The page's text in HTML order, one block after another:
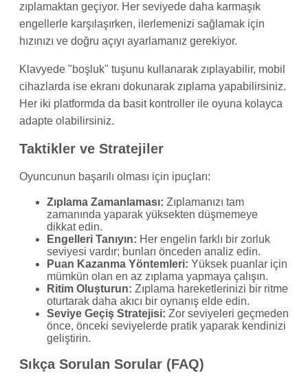
zıplamaktan geçiyor. Her seviyede daha karmaşık
engellerle karşılaşırken, ilerlemenizi sağlamak için
hızınızı ve doğru açıyı ayarlamanız gerekiyor.
Klavyede "boşluk" tuşunu kullanarak zıplayabilir, mobil
cihazlarda ise ekranı dokunarak zıplama yapabilirsiniz.
Her iki platformda da basit kontroller ile oyuna kolayca
adapte olabilirsiniz.
Taktikler ve Stratejiler
Oyuncunun başarılı olması için ipuçları:
Zıplama Zamanlaması: Zıplamanızı tam
zamanında yaparak yüksekten düşmemeye
dikkat edin.
Engelleri Tanıyın: Her engelin farklı bir zorluk
seviyesi vardır; bunları önceden analiz edin.
Puan Kazanma Yöntemleri: Yüksek puanlar için
mümkün olan en az zıplama yapmaya çalışın.
Ritim Oluşturun: Zıplama hareketlerinizi bir ritme
oturtarak daha akıcı bir oynanış elde edin.
Seviye Geçiş Stratejisi: Zor seviyeleri geçmeden
önce, önceki seviyelerde pratik yaparak kendinizi
geliştirin.
Sıkça Sorulan Sorular (FAQ)